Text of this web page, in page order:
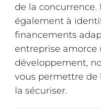
de la concurrence.
également à
financements
entreprise amorce
développement,
vous permettre de
la sécuriser.